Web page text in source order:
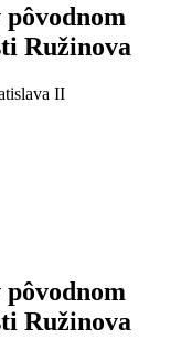
Ružinova
II
Ružinova